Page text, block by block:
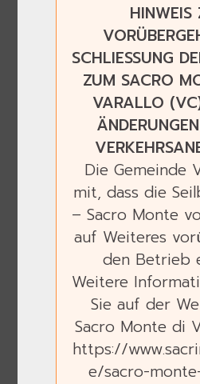
Die Schriftgelehrten des
Gehe zur Kappelle 7
Die Geißelung
HINWEIS
SCHLIESSUNG
ZUM SACRO
VARALLO
Die Gemeinde
mit, dass die
– Sacro Monte
auf Weiteres
den Betrieb
Weitere
Sie auf der
Sacro Monte di
https://
e/sacro-